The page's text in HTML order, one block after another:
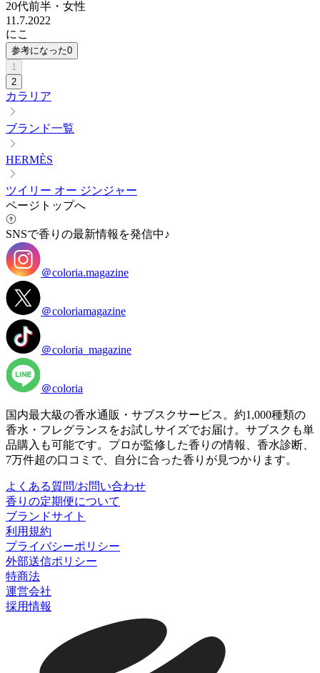
20代前半 ・ 女性
11.7.2022
にこ
参考になった0
1
2
カラリア
ブランド一覧
HERMÈS
ツイリー オー ジンジャー
ページトップへ
SNSで香りの最新情報を発信中♪
＠coloria.magazine
＠coloriamagazine
＠coloria_magazine
＠coloria
国内最大級の香水通販・サブスクサービス。約1,000種類の
香水・フレグランスをお試しサイズでお届け。サブスクも単
品購入も可能です。プロが監修した香りの情報、香水診断、
7万件超の口コミで、自分に合った香りが見つかります。
よくある質問/お問い合わせ
香りの定期便について
ブランドサイト
利用規約
プライバシーポリシー
外部送信ポリシー
特商法
運営会社
採用情報